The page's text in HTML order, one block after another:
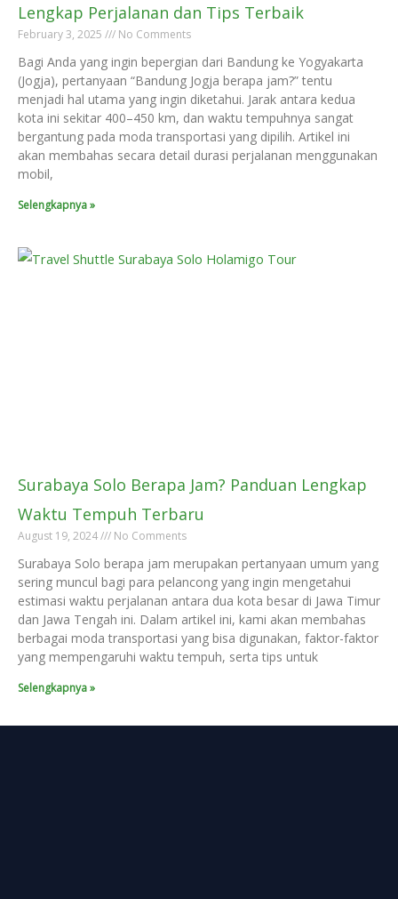
Lengkap Perjalanan dan Tips Terbaik
February 3, 2025 No Comments
Bagi Anda yang ingin bepergian dari Bandung ke Yogyakarta
(Jogja), pertanyaan “Bandung Jogja berapa jam?” tentu
menjadi hal utama yang ingin diketahui. Jarak antara kedua
kota ini sekitar 400–450 km, dan waktu tempuhnya sangat
bergantung pada moda transportasi yang dipilih. Artikel ini
akan membahas secara detail durasi perjalanan menggunakan
mobil,
Selengkapnya »
Surabaya Solo Berapa Jam? Panduan Lengkap
Waktu Tempuh Terbaru
August 19, 2024 No Comments
Surabaya Solo berapa jam merupakan pertanyaan umum yang
sering muncul bagi para pelancong yang ingin mengetahui
estimasi waktu perjalanan antara dua kota besar di Jawa Timur
dan Jawa Tengah ini. Dalam artikel ini, kami akan membahas
berbagai moda transportasi yang bisa digunakan, faktor-faktor
yang mempengaruhi waktu tempuh, serta tips untuk
Selengkapnya »